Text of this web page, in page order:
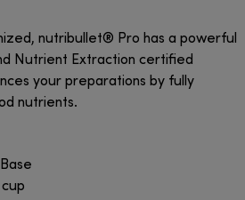
nutribullet® Pro has a powerful
Nutrient Extraction certified
your preparations by fully
nutrients.